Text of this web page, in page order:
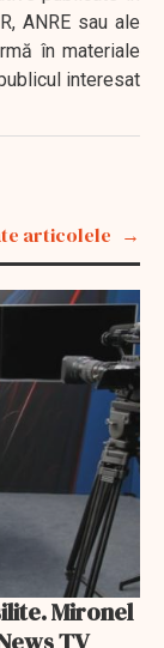
ANRE sau ale
în materiale
interesat
articolele